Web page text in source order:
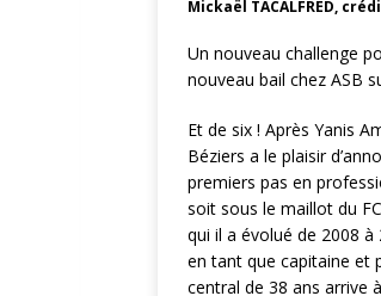
Mickaël TACALFRED,
Un nouveau challenge
nouveau bail chez ASB
Et de six ! Après Yanis
Béziers a le plaisir
premiers pas en
soit sous le maillot du
qui il a évolué de 2008 à
en tant que capitaine et
central de 38 ans arrive